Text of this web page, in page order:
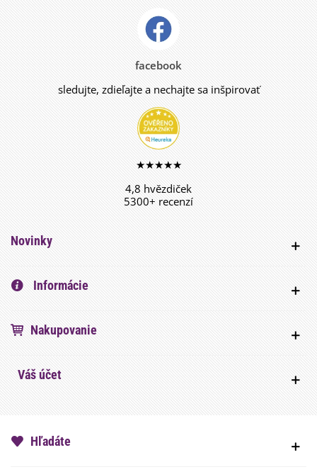
facebook
sledujte, zdieľajte a nechajte sa inšpirovať
★★★★★
4,8 hvězdiček
5300+ recenzí
Novinky
Informácie
Nakupovanie
Váš účet
Hľadáte